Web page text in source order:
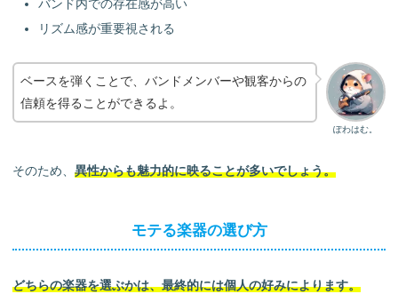
バンド内での存在感が高い
リズム感が重要視される
ぽわはむ。
ベースを弾くことで、バンドメンバーや観客からの
信頼を得ることができるよ。
そのため、 異性からも魅力的に映ることが多いでしょう。
モテる楽器の選び方
どちらの楽器を選ぶかは、最終的には個人の好みによります。